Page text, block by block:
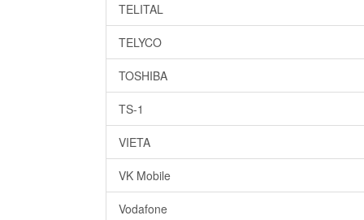
TELITAL
TELYCO
TOSHIBA
TS-1
VIETA
VK Mobile
Vodafone